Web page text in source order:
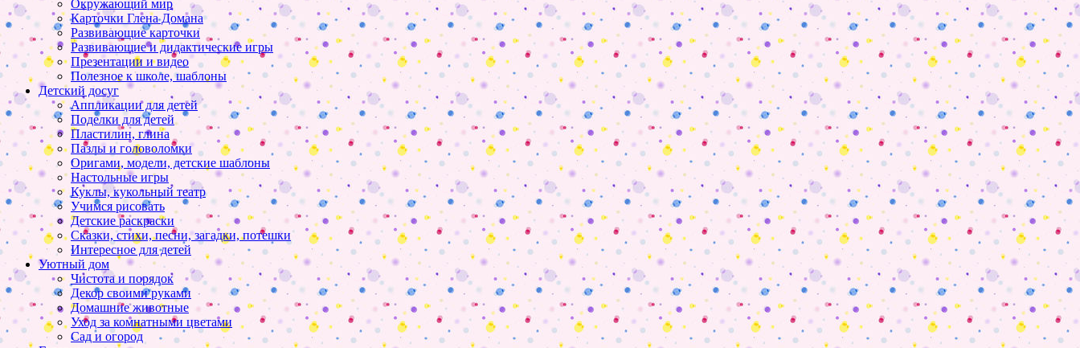
Окружающий мир
Карточки Глена Домана
Развивающие карточки
Развивающие и дидактические игры
Презентации и видео
Полезное к школе, шаблоны
Детский досуг
Аппликации для детей
Поделки для детей
Пластилин, глина
Пазлы и головоломки
Оригами, модели, детские шаблоны
Настольные игры
Куклы, кукольный театр
Учимся рисовать
Детские раскраски
Сказки, стихи, песни, загадки, потешки
Интересное для детей
Уютный дом
Чистота и порядок
Декор своими руками
Домашние животные
Уход за комнатными цветами
Сад и огород